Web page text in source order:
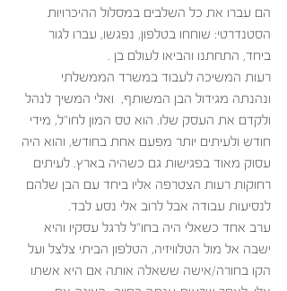
הם עברו את כל השלבים במסלול ההיכרויות
הסטנדרטי: שוחחו בטלפון, נפגשו, עברו לגור
ביחד, התחתנו והביאו לעולם בן .
רעות המשיכה לעבוד במשרד הממשלתי
ונהנתה מגידול הבן המשותף,  ואלי המשיך לנהל
ולקדם את העסק שלו. הוא טס המון לחו"ל, מידי
חודש ולעיתים יותר מפעם אחת בחודש, והוא היה
עסוק מאוד בפגישות גם כשהיה בארץ. לעיתים
רחוקות רעות הצטרפה אליו ביחד עם הבן שלהם
לנסיעות עבודה אבל לרוב אלי נסע לבד.
ערב אחד כשאלי היה בחו"ל לרגל עסקיו והיא
ישבה אל מול הטלוויזיה, הטלפון הביתי צלצל ועל
הקו בחורה/אישה ששאלה אותה אם היא אשתו